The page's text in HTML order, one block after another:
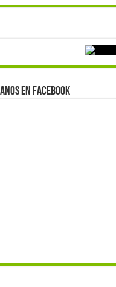
en Facebook